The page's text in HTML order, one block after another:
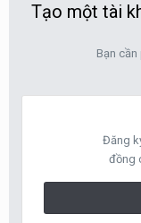
Tạo một tài
Bạn
Đăng
đồng